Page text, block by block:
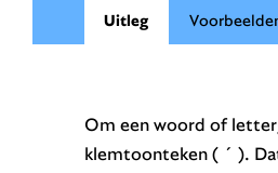
Uitleg
Om een woord of
klemtoonteken ( ´ ).